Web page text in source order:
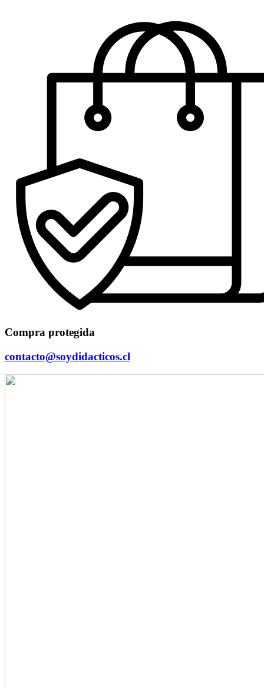
Compra protegida
contacto@soydidacticos.cl